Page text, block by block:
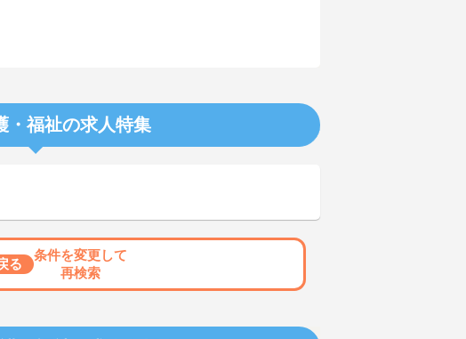
・福祉の求人特集
る
条件を変更して
再検索